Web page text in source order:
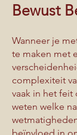
Bewust
Wanneer je
te maken met
complexiteit
vaak in het
weten welke